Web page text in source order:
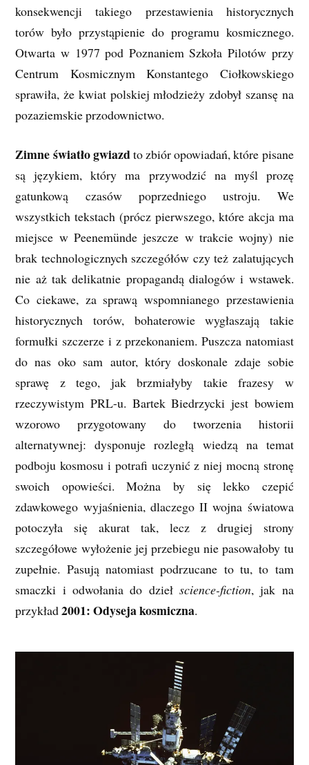
konsekwencji takiego przestawienia historycznych
torów było przystąpienie do programu kosmicznego.
Otwarta w 1977 pod Poznaniem Szkoła Pilotów przy
Centrum Kosmicznym Konstantego Ciołkowskiego
sprawiła, że kwiat polskiej młodzieży zdobył szansę na
pozaziemskie przodownictwo.
Zimne światło gwiazdto zbiór opowiadań, które pisane
są językiem, który ma przywodzić na myśl prozę
gatunkową czasów poprzedniego ustroju. We
wszystkich tekstach (prócz pierwszego, które akcja ma
miejsce w Peenemünde jeszcze w trakcie wojny) nie
brak technologicznych szczegółów czy też zalatujących
nie aż tak delikatnie propagandą dialogów i wstawek.
Co ciekawe, za sprawą wspomnianego przestawienia
historycznych torów, bohaterowie wygłaszają takie
formułki szczerze i z przekonaniem. Puszcza natomiast
do nas oko sam autor, który doskonale zdaje sobie
sprawę z tego, jak brzmiałyby takie frazesy w
rzeczywistym PRL-u. Bartek Biedrzycki jest bowiem
wzorowo przygotowany do tworzenia historii
alternatywnej: dysponuje rozległą wiedzą na temat
podboju kosmosu i potrafi uczynić z niej mocną stronę
swoich opowieści. Można by się lekko czepić
zdawkowego wyjaśnienia, dlaczego II wojna światowa
potoczyła się akurat tak, lecz z drugiej strony
szczegółowe wyłożenie jej przebiegu nie pasowałoby tu
zupełnie. Pasują natomiast podrzucane to tu, to tam
smaczki i odwołania do dzieł science-fiction, jak na
przykład2001: Odyseja kosmiczna.